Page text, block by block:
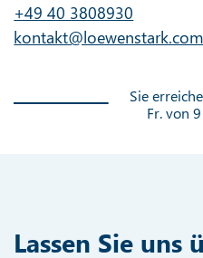
+49 40 3808930
kontakt@loewenstark.com
Sie
Fr. von
Lassen Sie